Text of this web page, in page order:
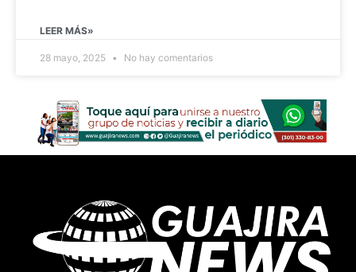
LEER MÁS»
28 mayo, 2025 No hay comentarios